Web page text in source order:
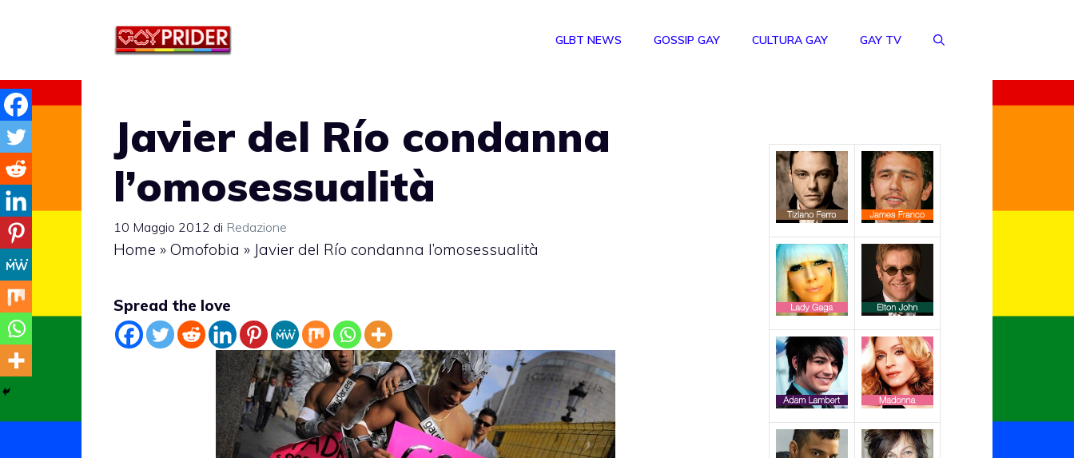
GLBT NEWS GOSSIP GAY CULTURA GAY GAY TV
Javier del Río condanna
l’omosessualità
10 Maggio 2012 di Redazione
Home » Omofobia » Javier del Río condanna l’omosessualità
Spread the love